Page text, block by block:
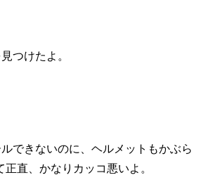
つけたよ。
できないのに、ヘルメットもかぶら
直、かなりカッコ悪いよ。